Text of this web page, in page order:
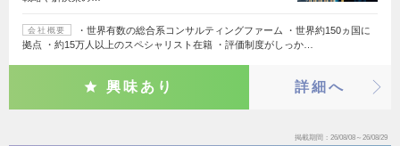
会社概要
・世界有数の総合系コンサルティングファーム ・世界約150ヵ国に
拠点 ・約15万人以上のスペシャリスト在籍 ・評価制度がしっか…
興味あり 詳細へ
掲載期間 26/08/08～26/08/29